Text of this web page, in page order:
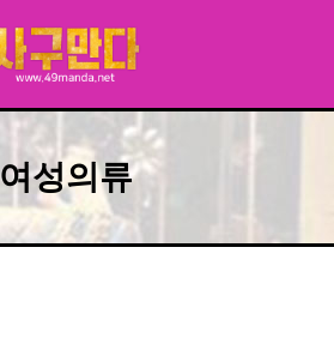
여성의류